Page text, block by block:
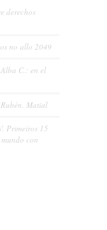
derechos
no allo 2049
C.: en el
Matial
Primeiros 15
con